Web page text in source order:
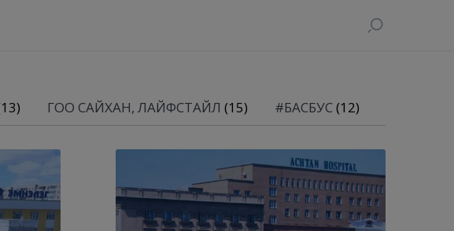
ГОО САЙХАН, ЛАЙФСТАЙЛ (15) #БАСБУС(12)